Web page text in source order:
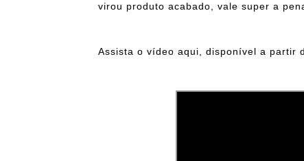
virou produto acabado, vale super a
Assista o vídeo aqui, disponível a partir